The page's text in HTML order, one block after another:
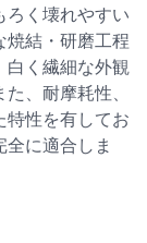
ろく壊れやすい
焼結・研磨工程
白く繊細な外観
、耐摩耗性、
特性を有してお
に適合しま